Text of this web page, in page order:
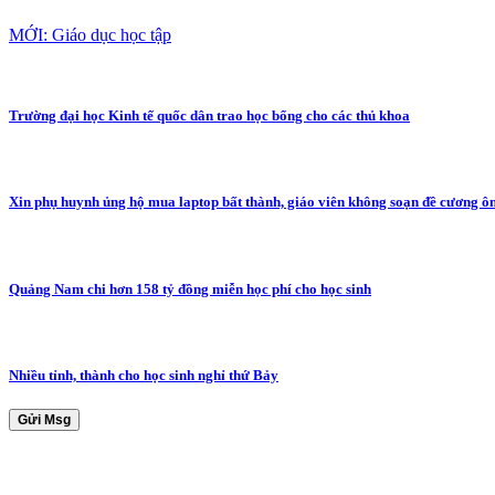
MỚI: Giáo dục học tập
Trường đại học Kinh tế quốc dân trao học bổng cho các thủ khoa
Xin phụ huynh ủng hộ mua laptop bất thành, giáo viên không soạn đề cương
Quảng Nam chi hơn 158 tỷ đồng miễn học phí cho học sinh
Nhiều tỉnh, thành cho học sinh nghỉ thứ Bảy
Gửi Msg